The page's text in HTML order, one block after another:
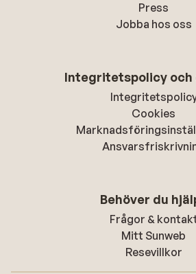
Press
Jobba hos oss
Integritetspolicy och
Cookies
Behöver du
Frågor &
Mitt Sunweb
Resevillkor